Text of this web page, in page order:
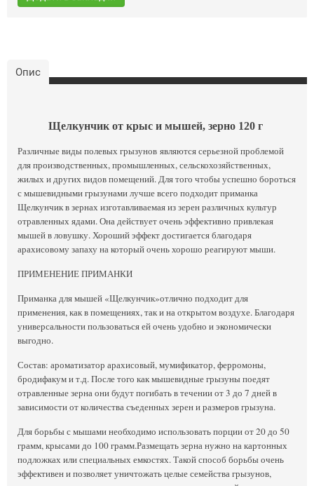
Опис
Щелкунчик от крыс и мышей, зерно 120 г
Различные виды полевых грызунов являются серьезной проблемой
для производственных, промышленных, сельскохозяйственных,
жилых и других видов помещений. Для того чтобы успешно бороться
с мышевидными грызунами лучше всего подходит приманка
Щелкунчик в зернах изготавливаемая из зерен различных культур
отравленных ядами. Она действует очень эффективно привлекая
мышей в ловушку. Хороший эффект достигается благодаря
арахисовому запаху на который очень хорошо реагируют мыши.
ПРИМЕНЕНИЕ ПРИМАНКИ
Приманка для мышей «Щелкунчик»отлично подходит для
применения, как в помещениях, так и на открытом воздухе. Благодаря
универсальности пользоваться ей очень удобно и экономически
выгодно.
Состав: ароматизатор арахисовый, мумификатор, ферромоны,
бродифакум и т.д. После того как мышевидные грызуны поедят
отравленные зерна они будут погибать в течении от 3 до 7 дней в
зависимости от количества съеденных зерен и размеров грызуна.
Для борьбы с мышами необходимо использовать порции от 20 до 50
грамм, крысами до 100 грамм.Размещать зерна нужно на картонных
подложках или специальных емкостях. Такой способ борьбы очень
эффективен и позволяет уничтожать целые семейства грызунов,